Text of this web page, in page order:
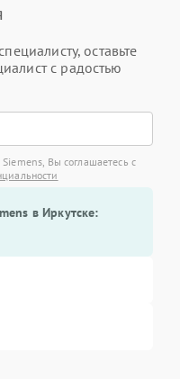
оставьте
с радостью
Вы соглашаетесь с
в Иркутске: